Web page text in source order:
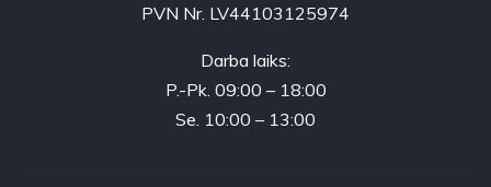
PVN Nr. LV44103125974
Darba laiks:
P.-Pk. 09:00 – 18:00
Se. 10:00 – 13:00